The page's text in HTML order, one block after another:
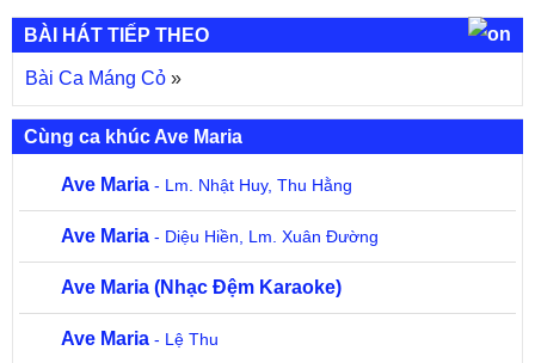
BÀI HÁT TIẾP THEO
Bài Ca Máng Cỏ »
Cùng ca khúc Ave Maria
Ave Maria - Lm. Nhật Huy, Thu Hằng
Ave Maria - Diệu Hiền, Lm. Xuân Đường
Ave Maria (Nhạc Đệm Karaoke)
Ave Maria - Lệ Thu